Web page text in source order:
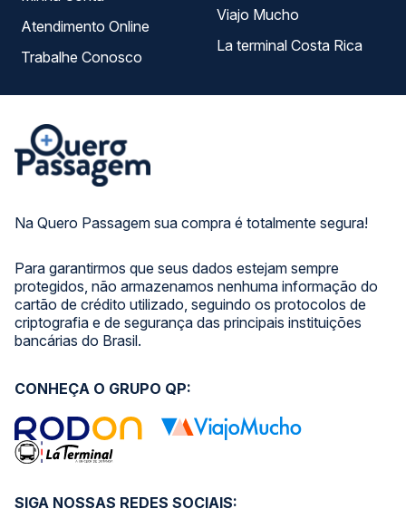
Na Quero Passagem sua compra é totalmente segura!
Para garantirmos que seus dados estejam sempre
protegidos, não armazenamos nenhuma informação do
cartão de crédito utilizado, seguindo os protocolos de
criptografia e de segurança das principais instituições
bancárias do Brasil.
Atendimento Online
Trabalhe Conosco
Viajo Mucho
La terminal Costa Rica
SIGA NOSSAS REDES SOCIAIS:
CONHEÇA O GRUPO QP: